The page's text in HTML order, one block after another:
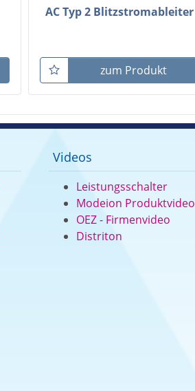
AC Typ 2 Blitzstromableiter
zum Produkt
Videos
Leistungsschalter
Modeion Produktvideo
OEZ - Firmenvideo
Distriton